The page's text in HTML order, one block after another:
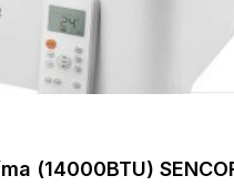
(14000BTU)